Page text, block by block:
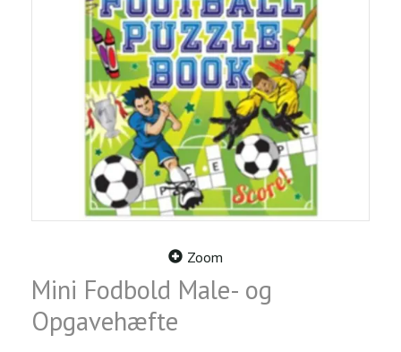
Zoom
Mini Fodbold Male- og
Opgavehæfte